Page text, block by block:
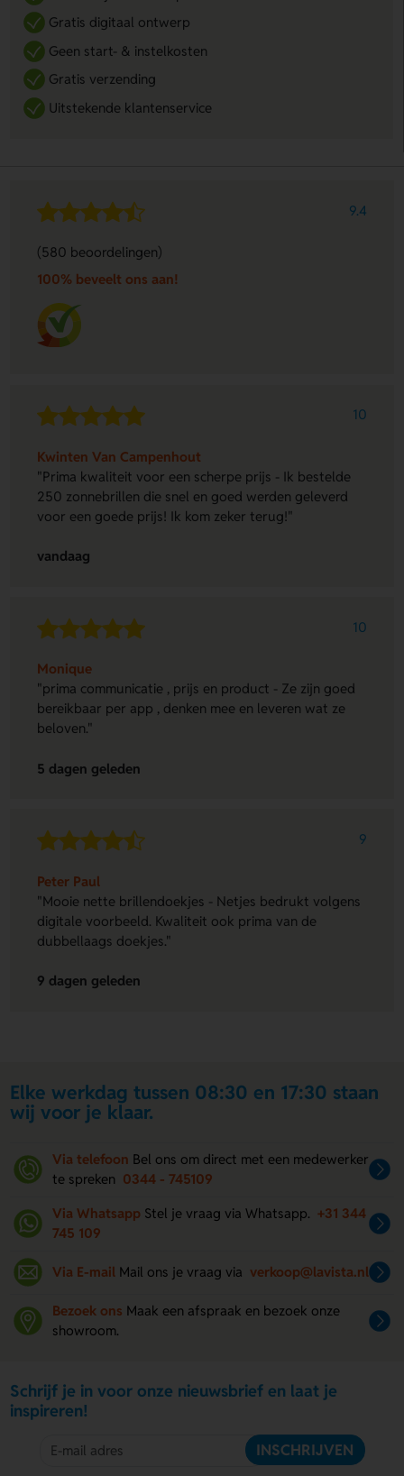
Gratis digitaal ontwerp
Geen start- & instelkosten
Gratis verzending
Uitstekende klantenservice
9.4
(580 beoordelingen)
100% beveelt ons aan!
10
Kwinten Van Campenhout
"Prima kwaliteit voor een scherpe prijs - Ik bestelde
250 zonnebrillen die snel en goed werden geleverd
voor een goede prijs! Ik kom zeker terug!"
vandaag
10
Monique
"prima communicatie , prijs en product - Ze zijn goed
bereikbaar per app , denken mee en leveren wat ze
beloven."
5 dagen geleden
9
Peter Paul
"Mooie nette brillendoekjes - Netjes bedrukt volgens
digitale voorbeeld. Kwaliteit ook prima van de
dubbellaags doekjes."
9 dagen geleden
Elke werkdag tussen 08:30 en 17:30 staan
wij voor je klaar.
Via telefoon Bel ons om direct met een medewerker
te spreken 0344 - 745109
Via Whatsapp Stel je vraag via Whatsapp. +31 344
745 109
Via E-mail Mail ons je vraag via verkoop@lavista.nl
Bezoek ons Maak een afspraak en bezoek onze
showroom.
Schrijf je in voor onze nieuwsbrief en laat je
inspireren!
INSCHRIJVEN